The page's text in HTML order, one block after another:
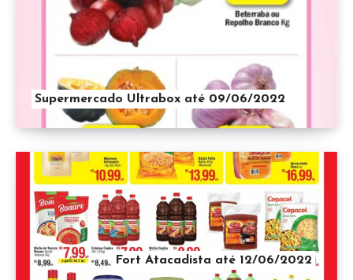
Supermercado Ultrabox até 09/06/2022
Fort Atacadista até 12/06/2022